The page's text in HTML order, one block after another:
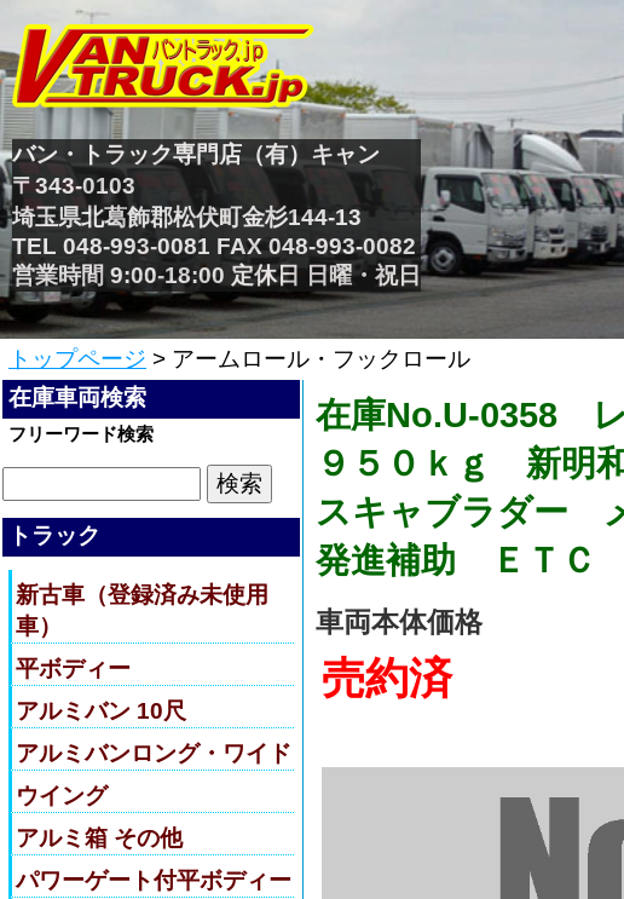
バン・トラック専門店（有）キャン
〒343-0103
埼玉県北葛飾郡松伏町金杉144-13
TEL 048-993-0081 FAX 048-993-0082
営業時間 9:00-18:00 定休日 日曜・祝日
トップページ > アームロール・フックロール
在庫車両検索
フリーワード検索
トラック
新古車（登録済み未使用
車）
平ボディー
アルミバン 10尺
アルミバンロング・ワイド
ウイング
アルミ箱 その他
パワーゲート付平ボディー
在庫No.U-0358
９５０ｋｇ 新明
スキャブラダー
発進補助 ＥＴＣ
車両本体価格
売約済